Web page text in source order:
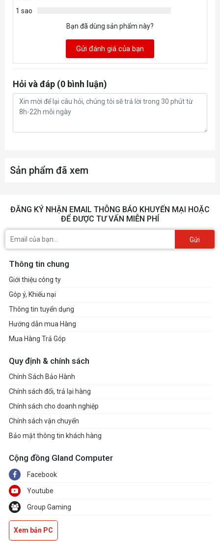
1 sao
Bạn đã dùng sản phẩm này?
Gửi đánh giá của bạn
Hỏi và đáp (0 bình luận)
Sản phẩm đã xem
ĐĂNG KÝ NHẬN EMAIL THÔNG BÁO KHUYẾN MẠI HOẶC
ĐỂ ĐƯỢC TƯ VẤN MIỄN PHÍ
Gửi
Thông tin chung
Giới thiệu công ty
Góp ý, Khiếu nại
Thông tin tuyển dụng
Hướng dẫn mua Hàng
Mua Hàng Trả Góp
Quy định & chính sách
Chính Sách Bảo Hành
Chính sách đổi, trả lại hàng
Chính sách cho doanh nghiệp
Chính sách vận chuyển
Bảo mật thông tin khách hàng
Cộng đồng Gland Computer
Facebook
Youtube
Group Gaming
Xem bản PC